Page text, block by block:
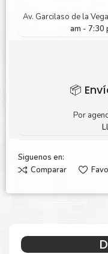
Av. Garcilaso de la
am - 7:30
📦
Por
Siguenos en:
Comparar